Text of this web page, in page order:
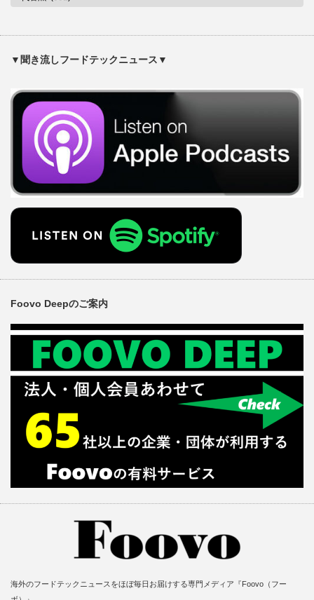
▼聞き流しフードテックニュース▼
Foovo Deepのご案内
海外のフードテックニュースをほぼ毎日お届けする専門メディア『Foovo（フー